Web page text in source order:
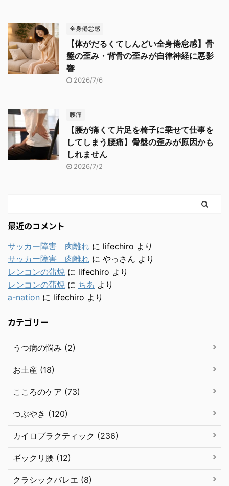
全身倦怠感
【体がだるくてしんどい全身倦怠感】骨
盤の歪み・背骨の歪みが自律神経に悪影
響
2026/7/6
腰痛
【腰が痛くて片足を椅子に乗せて仕事を
してしまう腰痛】骨盤の歪みが原因かも
しれません
2026/7/2
最近のコメント
サッカー障害 肉離れ に lifechiro より
サッカー障害 肉離れ に やっさん より
レンコンの蒲焼 に lifechiro より
レンコンの蒲焼 に ちあ より
a-nation に lifechiro より
カテゴリー
うつ病の悩み (2)
お土産 (18)
こころのケア (73)
つぶやき (120)
カイロプラクティック (236)
ギックリ腰 (12)
クラシックバレエ (8)